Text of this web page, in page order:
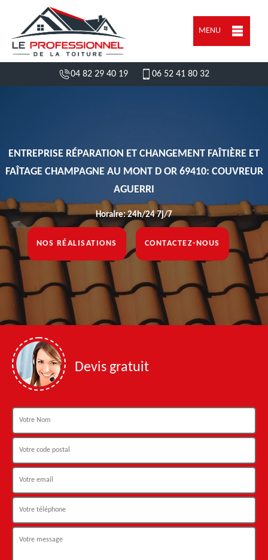
MENU
04 82 29 40 19 06 52 41 80 32
ENTREPRISE RÉPARATION ET CHANGEMENT FAÎTIÈRE ET
FAÎTAGE CHAMPAGNE AU MONT D OR 69410: COUVREUR
AGUERRI
Horaire: 24h/24 7j/7
NOS RÉALISATIONS CONTACTEZ-NOUS
Devis gratuit